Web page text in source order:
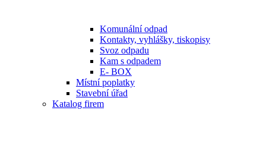
Komunální odpad
Kontakty, vyhlášky, tiskopisy
Svoz odpadu
Kam s odpadem
E- BOX
Místní poplatky
Stavební úřad
Katalog firem